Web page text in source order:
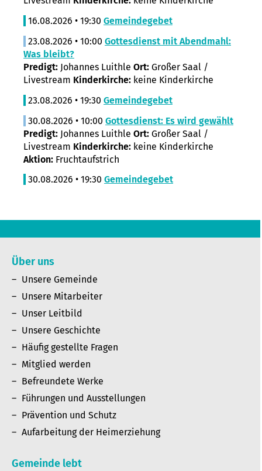
16.08.2026 • 19:30 Gemeindegebet
23.08.2026 • 10:00 Gottesdienst mit Abendmahl:
Was bleibt?
Predigt: Johannes Luithle Ort: Großer Saal /
Livestream Kinderkirche: keine Kinderkirche
23.08.2026 • 19:30 Gemeindegebet
30.08.2026 • 10:00 Gottesdienst: Es wird gewählt
Predigt: Johannes Luithle Ort: Großer Saal /
Livestream Kinderkirche: keine Kinderkirche
Aktion: Fruchtaufstrich
30.08.2026 • 19:30 Gemeindegebet
Über uns
Unsere Gemeinde
Unsere Mitarbeiter
Unser Leitbild
Unsere Geschichte
Häufig gestellte Fragen
Mitglied werden
Befreundete Werke
Führungen und Ausstellungen
Prävention und Schutz
Aufarbeitung der Heimerziehung
Gemeinde lebt